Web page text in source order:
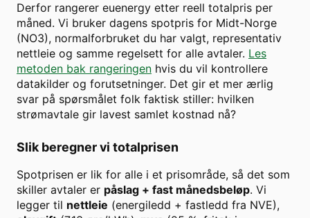
Derfor rangerer euenergy etter reell totalpris per
måned. Vi bruker dagens spotpris for Midt-Norge
(NO3), normalforbruket du har valgt, representativ
nettleie og samme regelsett for alle avtaler. Les
metoden bak rangeringen hvis du vil kontrollere
datakilder og forutsetninger. Det gir et mer ærlig
svar på spørsmålet folk faktisk stiller: hvilken
strømavtale gir lavest samlet kostnad nå?
Slik beregner vi totalprisen
Spotprisen er lik for alle i et prisområde, så det som
skiller avtaler er påslag + fast månedsbeløp. Vi
legger til nettleie (energiledd + fastledd fra NVE),